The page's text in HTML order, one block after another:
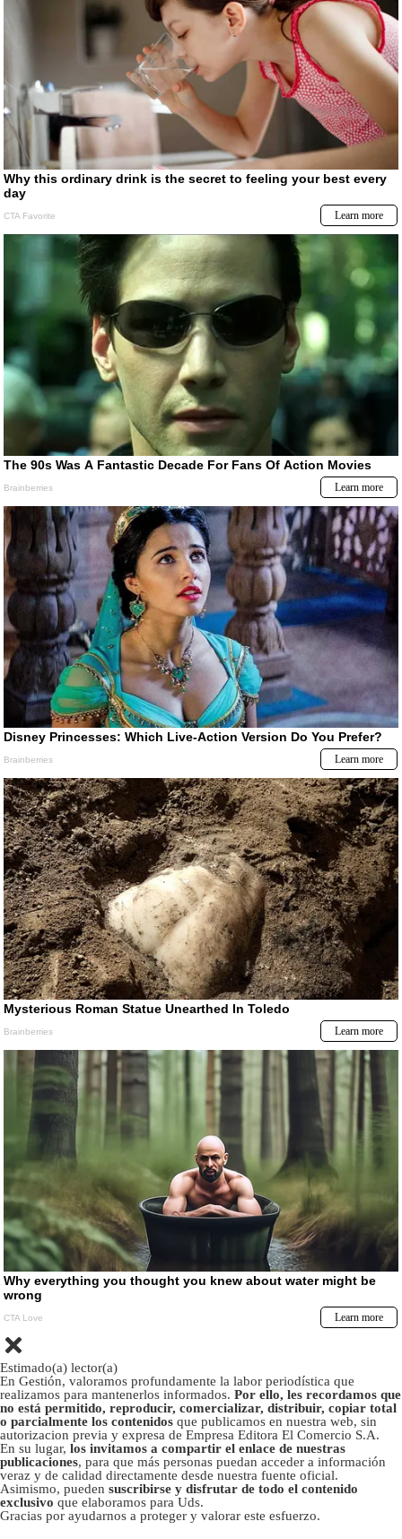
Estimado(a) lector(a)
En Gestión, valoramos profundamente la labor periodística que
realizamos para mantenerlos informados. Por ello, les recordamos que
no está permitido, reproducir, comercializar, distribuir, copiar total
o parcialmente los contenidos que publicamos en nuestra web, sin
autorizacion previa y expresa de Empresa Editora El Comercio S.A.
En su lugar, los invitamos a compartir el enlace de nuestras
publicaciones, para que más personas puedan acceder a información
veraz y de calidad directamente desde nuestra fuente oficial.
Asimismo, pueden suscribirse y disfrutar de todo el contenido
exclusivo que elaboramos para Uds.
Gracias por ayudarnos a proteger y valorar este esfuerzo.